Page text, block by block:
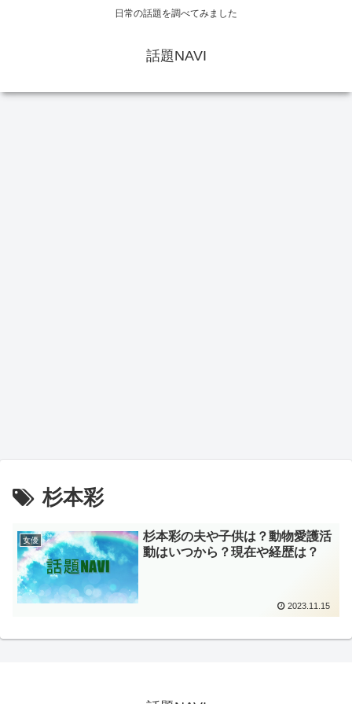
日常の話題を調べてみました
話題NAVI
杉本彩
女優
杉本彩の夫や子供は？動物愛護活
動はいつから？現在や経歴は？
2023.11.15